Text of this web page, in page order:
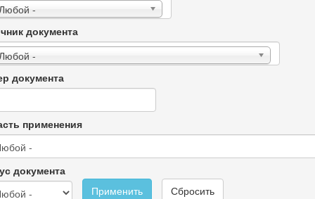
-
документа
-
документа
применения
документа
Применить
Сбросить